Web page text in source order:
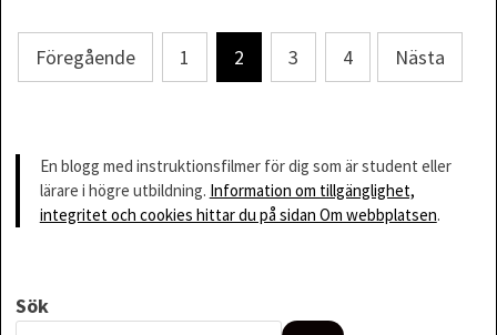
för
inlägg
Föregående 1 2 3 4 Nästa
En blogg med instruktionsfilmer för dig som är student eller
lärare i högre utbildning. Information om tillgänglighet,
integritet och cookies hittar du på sidan Om webbplatsen.
Sök